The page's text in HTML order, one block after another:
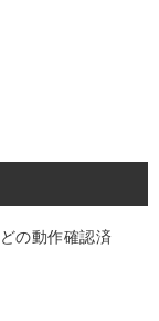
の動作確認済